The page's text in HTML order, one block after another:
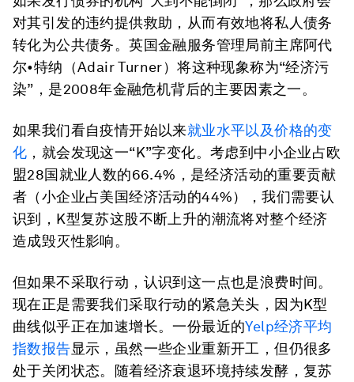
对其引发的违约提供救助，从而有效地将私人债务
转化为公共债务。英国金融服务管理局前主席阿代
尔•特纳（Adair Turner）将这种现象称为“经济污
染”，是2008年金融危机背后的主要因素之一。
如果我们看自疫情开始以来就业水平以及价格的变
化 ，就会发现这一“K”字变化。考虑到中小企业占欧
盟28国就业人数的66.4%，是经济活动的重要贡献
者（小企业占美国经济活动的44%），我们需要认
识到，K型复苏这股不断上升的潮流将对整个经济
造成毁灭性影响。
但如果不采取行动，认识到这一点也是浪费时间。
现在正是需要我们采取行动的紧急关头，因为K型
曲线似乎正在加速增长。一份最近的Yelp经济平均
指数报告显示，虽然一些企业重新开工，但仍很多
处于关闭状态。随着经济衰退环境持续发酵，复苏